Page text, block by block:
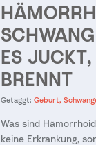
ES
BRENNT
Getaggt: Geburt
Was sind
keine Erkrankung,